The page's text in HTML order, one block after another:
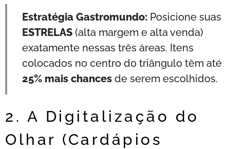
Estratégia Gastromundo: Posicione suas
ESTRELAS (alta margem e alta venda)
exatamente nessas três áreas. Itens
colocados no centro do triângulo têm até
25% mais chances de serem escolhidos.
2. A Digitalização do
Olhar (Cardápios